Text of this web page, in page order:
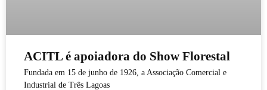
ACITL é apoiadora do Show Florestal
Fundada em 15 de junho de 1926, a Associação Comercial e
Industrial de Três Lagoas